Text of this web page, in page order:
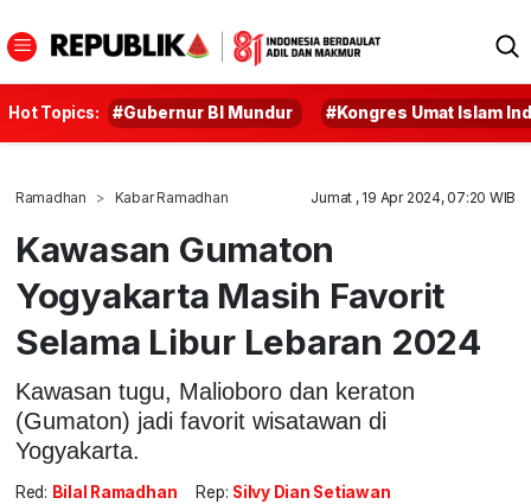
Hot Topics: #Gubernur BI Mundur #Kongres Umat Islam
Ramadhan Kabar Ramadhan Jumat , 19 Apr 2024, 07:20 WIB
Kawasan Gumaton
Yogyakarta Masih Favorit
Selama Libur Lebaran 2024
Kawasan tugu, Malioboro dan keraton
(Gumaton) jadi favorit wisatawan di
Yogyakarta.
Red: Bilal Ramadhan Rep: Silvy Dian Setiawan